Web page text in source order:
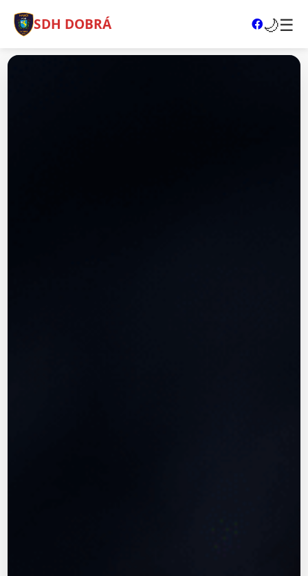
SDH DOBRÁ 🌙☰